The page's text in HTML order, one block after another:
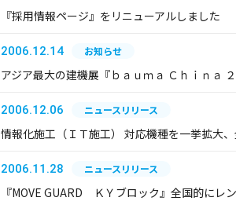
『採用情報ページ』をリニューアルしました
2006.12.14 お知らせ
アジア最大の建機展『ｂａｕｍａ Ｃｈｉｎａ
2006.12.06 ニュースリリース
情報化施工（ＩＴ施工） 対応機種を一挙拡大、
2006.11.28 ニュースリリース
『MOVE GUARD ＫＹブロック』全国的にレ